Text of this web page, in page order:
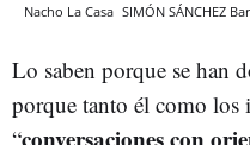
Nacho La Casa SIMÓN SÁNCHEZ
Lo saben porque se han
porque tanto él como los
“conversaciones con